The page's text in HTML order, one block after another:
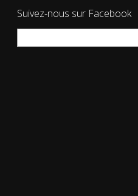
Suivez-nous sur Facebook